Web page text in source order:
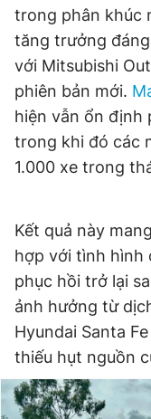
trong phân khúc
tăng trưởng
với Mitsubishi
phiên bản mới.
hiện vẫn ổn định
trong khi đó các
1.000 xe trong
Kết quả này
hợp với tình hình
phục hồi trở lại
ảnh hưởng từ
Hyundai Santa
thiếu hụt nguồn